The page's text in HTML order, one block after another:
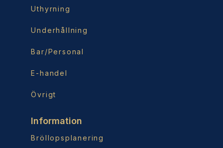
Uthyrning
Underhållning
Bar/Personal
E-handel
Övrigt
Information
Bröllopsplanering